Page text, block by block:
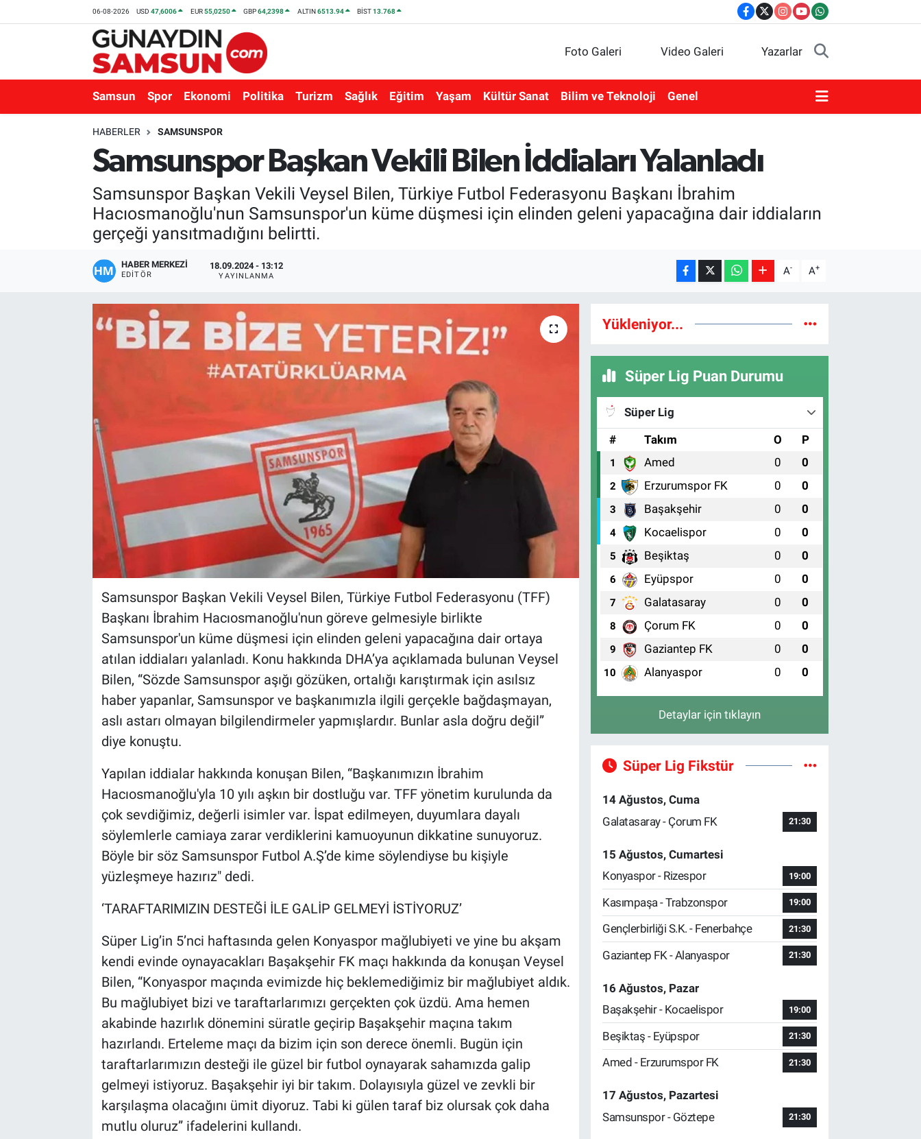
06-08-2026 USD47,6006 EUR55,0250 GBP64,2398 ALTIN6513.94 BİST13.768
Foto Galeri Video Galeri Yazarlar
Samsun Spor Ekonomi Politika Turizm Sağlık Eğitim Yaşam Kültür Sanat Bilim ve Teknoloji Genel
HABERLER SAMSUNSPOR
Samsunspor Başkan Vekili Bilen İddiaları Yalanladı
Samsunspor Başkan Vekili Veysel Bilen, Türkiye Futbol Federasyonu Başkanı İbrahim
Hacıosmanoğlu'nun Samsunspor'un küme düşmesi için elinden geleni yapacağına dair iddiaların
gerçeği yansıtmadığını belirtti.
HABER MERKEZİ
EDITÖR
18.09.2024 - 13:12
YAYINLANMA A- A+
Samsunspor Başkan Vekili Veysel Bilen, Türkiye Futbol Federasyonu (TFF)
Başkanı İbrahim Hacıosmanoğlu'nun göreve gelmesiyle birlikte
Samsunspor'un küme düşmesi için elinden geleni yapacağına dair ortaya
atılan iddiaları yalanladı. Konu hakkında DHA’ya açıklamada bulunan Veysel
Bilen, “Sözde Samsunspor aşığı gözüken, ortalığı karıştırmak için asılsız
haber yapanlar, Samsunspor ve başkanımızla ilgili gerçekle bağdaşmayan,
aslı astarı olmayan bilgilendirmeler yapmışlardır. Bunlar asla doğru değil”
diye konuştu.
Yapılan iddialar hakkında konuşan Bilen, “Başkanımızın İbrahim
Hacıosmanoğlu'yla 10 yılı aşkın bir dostluğu var. TFF yönetim kurulunda da
çok sevdiğimiz, değerli isimler var. İspat edilmeyen, duyumlara dayalı
söylemlerle camiaya zarar verdiklerini kamuoyunun dikkatine sunuyoruz.
Böyle bir söz Samsunspor Futbol A.Ş’de kime söylendiyse bu kişiyle
yüzleşmeye hazırız" dedi.
‘TARAFTARIMIZIN DESTEĞİ İLE GALİP GELMEYİ İSTİYORUZ’
Süper Lig’in 5’nci haftasında gelen Konyaspor mağlubiyeti ve yine bu akşam
kendi evinde oynayacakları Başakşehir FK maçı hakkında da konuşan Veysel
Bilen, “Konyaspor maçında evimizde hiç beklemediğimiz bir mağlubiyet aldık.
Bu mağlubiyet bizi ve taraftarlarımızı gerçekten çok üzdü. Ama hemen
akabinde hazırlık dönemini süratle geçirip Başakşehir maçına takım
hazırlandı. Erteleme maçı da bizim için son derece önemli. Bugün için
taraftarlarımızın desteği ile güzel bir futbol oynayarak sahamızda galip
gelmeyi istiyoruz. Başakşehir iyi bir takım. Dolayısıyla güzel ve zevkli bir
karşılaşma olacağını ümit diyoruz. Tabi ki gülen taraf biz olursak çok daha
mutlu oluruz” ifadelerini kullandı.
Yükleniyor...
Süper Lig Puan Durumu
Süper Lig
#
Takım O P
1 Amed 0 0
2 Erzurumspor FK 0 0
3 Başakşehir 0 0
4 Kocaelispor 0 0
5 Beşiktaş 0 0
6 Eyüpspor 0 0
7 Galatasaray 0 0
8 Çorum FK 0 0
9 Gaziantep FK 0 0
10 Alanyaspor 0 0
Detaylar için tıklayın
Süper Lig Fikstür
14 Ağustos, Cuma
Galatasaray - Çorum FK
21:30
15 Ağustos, Cumartesi
Konyaspor - Rizespor
19:00
Kasımpaşa - Trabzonspor 19:00
Gençlerbirliği S.K. - Fenerbahçe 21:30
Gaziantep FK - Alanyaspor 21:30
16 Ağustos, Pazar
Başakşehir - Kocaelispor
19:00
Beşiktaş - Eyüpspor 21:30
Amed - Erzurumspor FK 21:30
17 Ağustos, Pazartesi
Samsunspor - Göztepe
21:30
Kültür Sanat
Nöbetçi Eczaneler
Süper Lig Puan Durumu ve Fikstür
Tüm Manşetler
Son Dakika Haberleri
Haber Arşivi